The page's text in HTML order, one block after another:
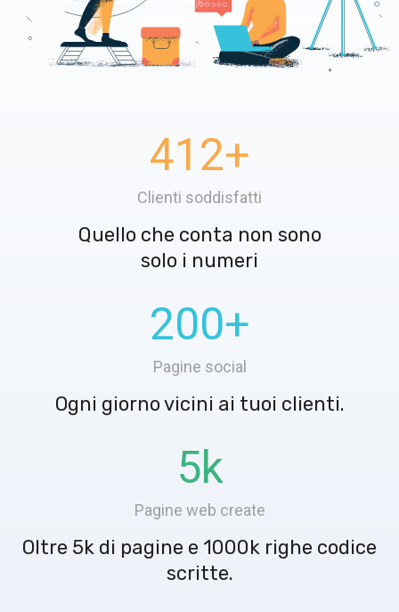
412+
Clienti soddisfatti
Quello che conta non sono
solo i numeri
200+
Pagine social
Ogni giorno vicini ai tuoi clienti.
5k
Pagine web create
Oltre 5k di pagine e 1000k righe codice
scritte.